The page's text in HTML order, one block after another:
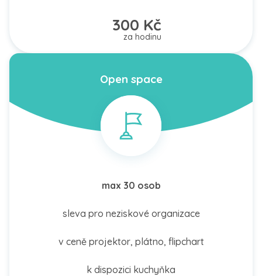
300 Kč
za hodinu
Open space
max 30 osob
sleva pro neziskové organizace
v ceně projektor, plátno, flipchart
k dispozici kuchyňka